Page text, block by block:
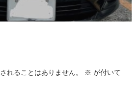
れることはありません。 ※ が付いて